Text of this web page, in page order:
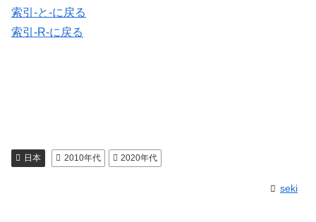
索引-と-に戻る
索引-R-に戻る
日本 2010年代 2020年代
seki